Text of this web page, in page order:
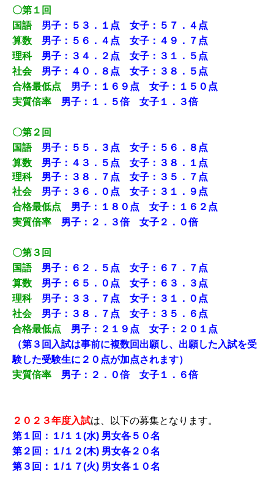
〇第１回
国語男子：５３．１点 女子：５７．４点
算数 男子：５６．４点 女子：４９．７点
理科男子：３４．２点 女子：３１．５点
社会男子：４０．８点 女子：３８．５点
合格最低点 男子：１６９点 女子：１５０点
実質倍率 男子：１．５倍 女子１．３倍
〇第２回
国語
男子：５５．３点 女子：５６．８点
算数
男子：４３．５点 女子：３８．１点
理科男子：３８．７点 女子：３５．７点
社会男子：３６．０点 女子：３１．９点
合格最低点 男子：１８０点 女子：１６２点
実質倍率 男子：２．３倍 女子２．０倍
〇第３回
国語
男子：６２．５点 女子：６７．７点
算数 男子：６５．０点 女子：６３．３点
理科男子：３３．７点 女子：３１．０点
社会男子：３８．７点 女子：３５．６点
合格最低点 男子：２１９点 女子：２０１点
（第３回入試は事前に複数回出願し、出願した入試を受
験した受験生に２０点が加点されます）
実質倍率 男子：２．０倍 女子１．６倍
２０２３年度入試は、以下の募集となります。
第１回：１/１１(水) 男女各５０名
第２回：１/１２(木) 男女各２０名
第３回：１/１７(火) 男女各１０名